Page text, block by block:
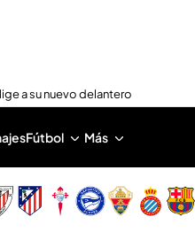
a su nuevo delantero
Fútbol Más